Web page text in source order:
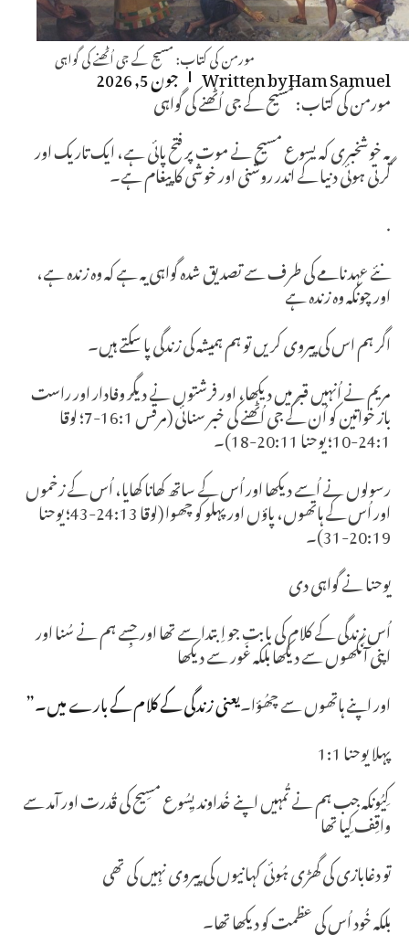
مورمن کی کتاب: مسیح کے جی اُٹھنے کی گواہی
Written byHam Samuel جون 5, 2026
مورمن کی کتاب: مسیح کے جی اُٹھنے کی گواہی
یہ خوشخبری کہ یسوع مسیح نے موت پر فتح پائی ہے، ایک تاریک اور
گرتی ہوئی دنیا کے اندر روشنی اور خوشی کا پیغام ہے۔
.
نئے عہد نامے کی طرف سے تصدیق شدہ گواہی یہ ہے کہ وہ زندہ ہے،
اور چونکہ وہ زندہ ہے
اگر ہم اس کی پیروی کریں تو ہم ہمیشہ کی زندگی پا سکتے ہیں۔
مریم نے اُنہیں قبر میں دیکھا، اور فرشتوں نے دیگر وفادار اور راست
باز خواتین کو اُن کے جی اُٹھنے کی خبر سنائی (مرقس 16:1-7؛ لوقا
24:1-10؛ یوحنا 20:11-18)۔
رسولوں نے اُسے دیکھا اور اُس کے ساتھ کھانا کھایا، اُس کے زخموں
اور اُس کے ہاتھوں، پاؤں اور پہلو کو چھوا (لوقا 24:13-43؛ یوحنا
20:19-31)۔
یوحنا نے گواہی دی
اُس زِندگی کے کلام کی بابت جو اِبتدا سے تھا اور جِسے ہم نے سُنا اور
اپنی آنکھوں سے دیکھا بلکہ غَور سے دیکھا
اور اپنے ہاتھوں سے چھُؤا۔یعنی زندگی کے کلام کے بارے میں۔”
پہلا یوحنا 1:1
کِیُونکہ جب ہم نے تُمہیں اپنے خُداوند یِسُوع مسِیح کی قُدرت اور آمد سے
واقِف کِیا تھا
تو دغابازی کی گھڑی ہُوئی کہانیوں کی پیروی نہِیں کی تھی
بلکہ خُود اُس کی عظمت کو دیکھا تھا۔